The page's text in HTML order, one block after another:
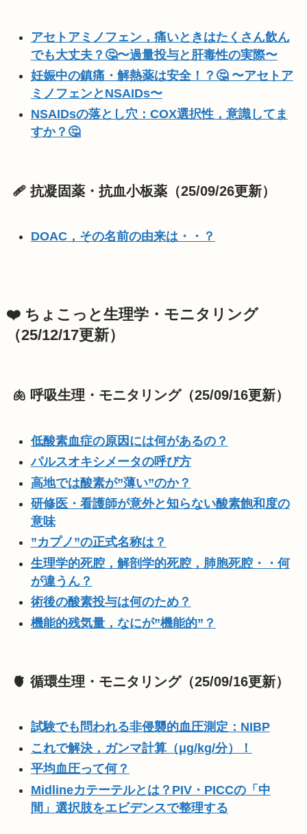
アセトアミノフェン，痛いときはたくさん飲ん
でも大丈夫？🤔〜過量投与と肝毒性の実際〜
妊娠中の鎮痛・解熱薬は安全！？🤔 〜アセトア
ミノフェンとNSAIDs〜
NSAIDsの落とし穴：COX選択性，意識してま
すか？🤔
🩹 抗凝固薬・抗血小板薬（25/09/26更新）
DOAC，その名前の由来は・・？
❤️ ちょこっと生理学・モニタリング
（25/12/17更新）
🫁 呼吸生理・モニタリング（25/09/16更新）
低酸素血症の原因には何があるの？
パルスオキシメータの呼び方
高地では酸素が”薄い”のか？
研修医・看護師が意外と知らない酸素飽和度の
意味
”カプノ”の正式名称は？
生理学的死腔，解剖学的死腔，肺胞死腔・・何
が違うん？
術後の酸素投与は何のため？
機能的残気量，なにが”機能的”？
🫀 循環生理・モニタリング（25/09/16更新）
試験でも問われる非侵襲的血圧測定：NIBP
これで解決，ガンマ計算（μg/kg/分）！
平均血圧って何？
Midlineカテーテルとは？PIV・PICCの「中
間」選択肢をエビデンスで整理する